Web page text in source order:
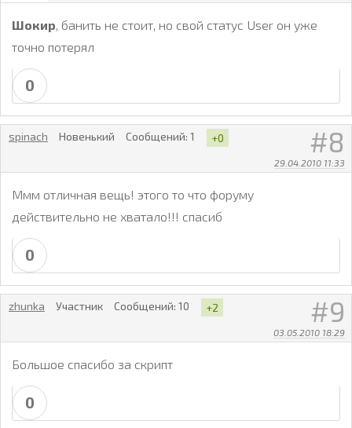
Шокир, банить не стоит, но свой статус User он уже
точно потерял
0
8
29.04.2010 11:33
spinach Новенький Сообщений: 1 +0
Ммм отличная вещь! этого то что форуму
действительно не хватало!!! спасиб
0
9
03.05.2010 18:29
zhunka Участник Сообщений: 10 +2
Большое спасибо за скрипт
0